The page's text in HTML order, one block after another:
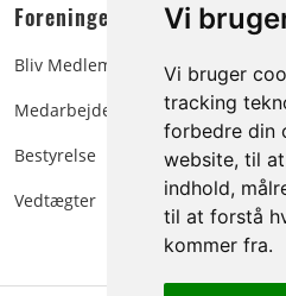
Vi
Vi bruger
tracking
forbedre din
website, til
indhold,
til at forstå
kommer fra.
Foreningen:
Bliv Medlem
Medarbejdere
Bestyrelse
Vedtægter